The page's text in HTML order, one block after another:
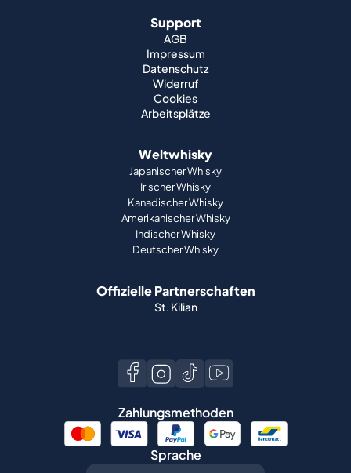
Support
AGB
Impressum
Datenschutz
Widerruf
Cookies
Arbeitsplätze
Weltwhisky
Japanischer Whisky
Irischer Whisky
Kanadischer Whisky
Amerikanischer Whisky
Indischer Whisky
Deutscher Whisky
Offizielle Partnerschaften
St. Kilian
Zahlungsmethoden
Sprache